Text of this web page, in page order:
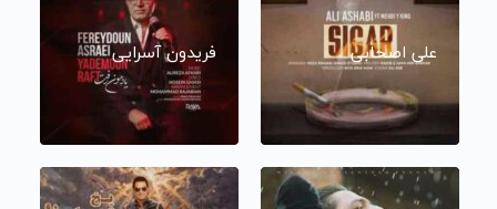
علی اصحابی فریدون آسرایی